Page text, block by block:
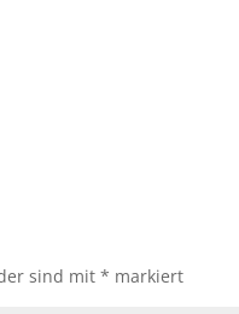
sind mit* markiert